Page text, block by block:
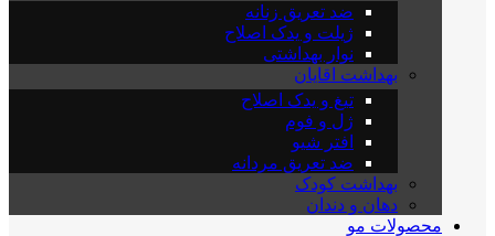
ضد تعریق زنانه
ژیلت و یدک اصلاح
نوار بهداشتی
بهداشت اقایان
تیغ و یدک اصلاح
ژل و فوم
افتر شیو
ضد تعریق مردانه
بهداشت کودک
دهان و دندان
محصولات مو